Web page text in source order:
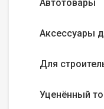
Автотовары
Аксессуары
Для
Уценённый